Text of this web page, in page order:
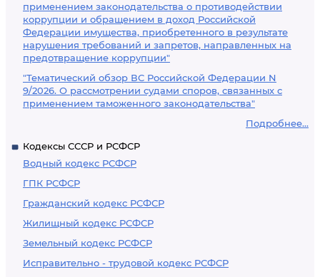
применением законодательства о противодействии
коррупции и обращением в доход Российской
Федерации имущества, приобретенного в результате
нарушения требований и запретов, направленных на
предотвращение коррупции"
"Тематический обзор ВС Российской Федерации N
9/2026. О рассмотрении судами споров, связанных с
применением таможенного законодательства"
Подробнее...
Кодексы СССР и РСФСР
Водный кодекс РСФСР
ГПК РСФСР
Гражданский кодекс РСФСР
Жилищный кодекс РСФСР
Земельный кодекс РСФСР
Исправительно - трудовой кодекс РСФСР